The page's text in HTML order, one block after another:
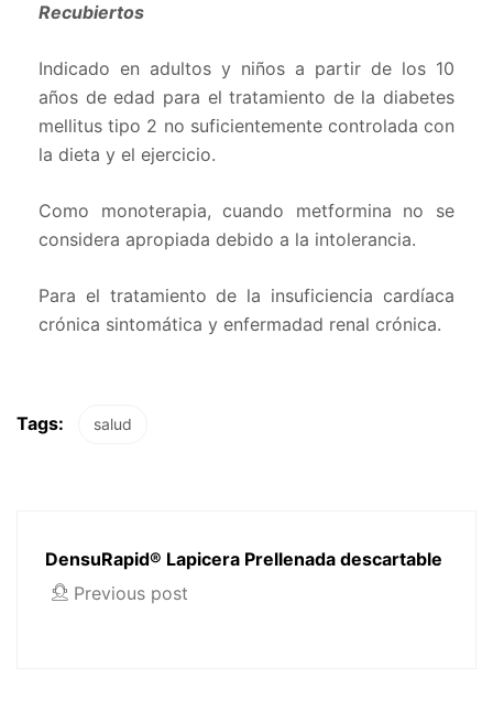
Recubiertos
Indicado en adultos y niños a partir de los 10
años de edad para el tratamiento de la diabetes
mellitus tipo 2 no suficientemente controlada con
la dieta y el ejercicio.
Como monoterapia, cuando metformina no se
considera apropiada debido a la intolerancia.
Para el tratamiento de la insuficiencia cardíaca
crónica sintomática y enfermadad renal crónica.
Tags: salud
DensuRapid® Lapicera Prellenada descartable
Previous post